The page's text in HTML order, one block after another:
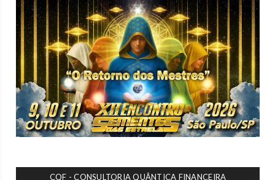
CQF - CONSULTORIA QUÂNTICA FINANCEIRA